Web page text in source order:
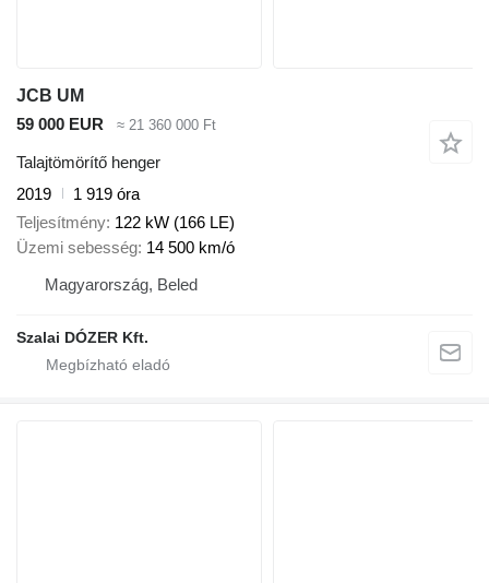
JCB UM
59 000 EUR
≈ 21 360 000 Ft
Talajtömörítő henger
2019
1 919 óra
Teljesítmény 122 kW (166 LE)
Üzemi sebesség 14 500 km/ó
Magyarország, Beled
Szalai DÓZER Kft.